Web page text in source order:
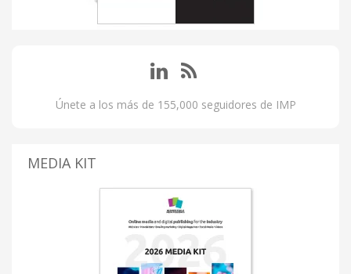
Únete a los más de 155,000 seguidores de IMP
MEDIA KIT